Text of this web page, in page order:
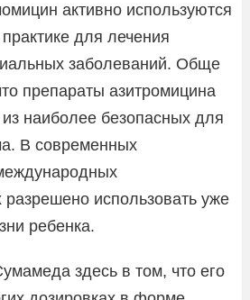
активно используются
для лечения
заболеваний. Обще
препараты азитромицина
наиболее безопасных для
В современных
разрешено использовать уже
ребенка.
здесь в том, что его